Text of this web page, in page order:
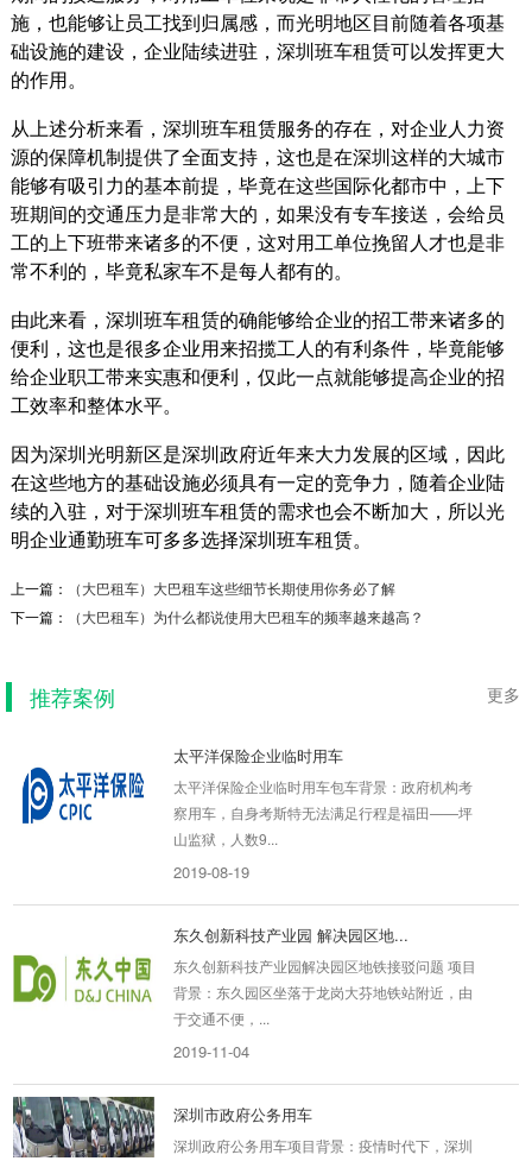
施，也能够让员工找到归属感，而光明地区目前随着各项基
础设施的建设，企业陆续进驻，深圳班车租赁可以发挥更大
的作用。
从上述分析来看，深圳班车租赁服务的存在，对企业人力资
源的保障机制提供了全面支持，这也是在深圳这样的大城市
能够有吸引力的基本前提，毕竟在这些国际化都市中，上下
班期间的交通压力是非常大的，如果没有专车接送，会给员
工的上下班带来诸多的不便，这对用工单位挽留人才也是非
常不利的，毕竟私家车不是每人都有的。
由此来看，深圳班车租赁的确能够给企业的招工带来诸多的
便利，这也是很多企业用来招揽工人的有利条件，毕竟能够
给企业职工带来实惠和便利，仅此一点就能够提高企业的招
工效率和整体水平。
因为深圳光明新区是深圳政府近年来大力发展的区域，因此
在这些地方的基础设施必须具有一定的竞争力，随着企业陆
续的入驻，对于深圳班车租赁的需求也会不断加大，所以光
明企业通勤班车可多多选择深圳班车租赁。
上一篇：
（大巴租车）大巴租车这些细节长期使用你务必了解
下一篇：
（大巴租车）为什么都说使用大巴租车的频率越来越高？
更多
推荐案例
中建三局比悲伤更悲伤的故事项目背景：由于企
业甲方（国际会展中心项目）收尾需要临时增添
太平洋保险企业临时用车
太平洋保险企业临时用车包车背景：政府机构考
察用车，自身考斯特无法满足行程是福田——坪
山监狱，人数9...
2019-08-19
东久创新科技产业园 解决园区地...
东久创新科技产业园解决园区地铁接驳问题 项目
背景：东久园区坐落于龙岗大芬地铁站附近，由
于交通不便，...
2019-11-04
深圳市政府公务用车
深圳政府公务用车项目背景：疫情时代下，深圳